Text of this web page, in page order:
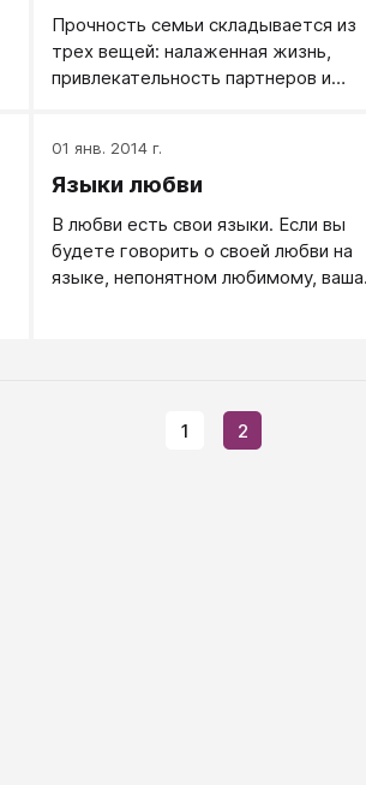
Прочность семьи складывается из
трех вещей: налаженная жизнь,
привлекательность партнеров и
01 янв. 2014 г.
Языки любви
В любви есть свои языки. Если вы
будете говорить о своей любви на
языке, непонятном любимому, ваша
понятен. А языков у любви много:
кому-то ближе язык слов, кому-то
1 2